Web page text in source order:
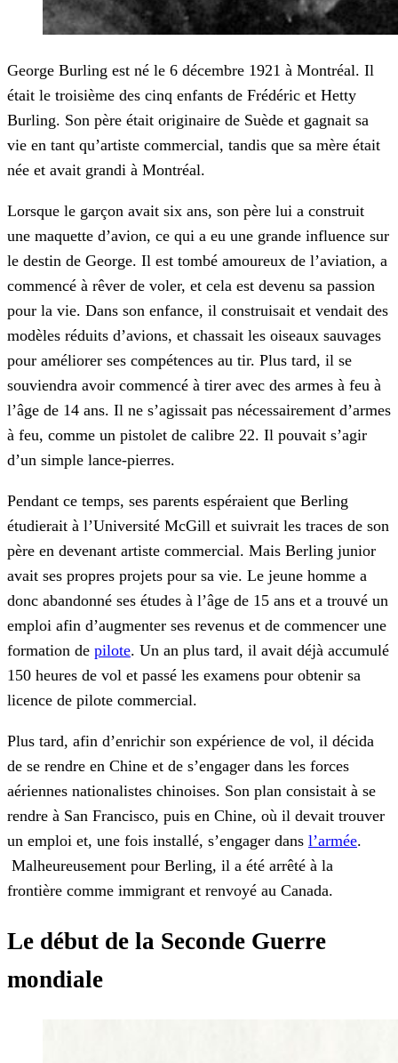
George Burling est né le 6 décembre 1921 à Montréal. Il
était le troisième des cinq enfants de Frédéric et Hetty
Burling. Son père était originaire de Suède et gagnait sa
vie en tant qu’artiste commercial, tandis que sa mère était
née et avait grandi à Montréal.
Lorsque le garçon avait six ans, son père lui a construit
une maquette d’avion, ce qui a eu une grande influence sur
le destin de George. Il est tombé amoureux de l’aviation, a
commencé à rêver de voler, et cela est devenu sa passion
pour la vie. Dans son enfance, il construisait et vendait des
modèles réduits d’avions, et chassait les oiseaux sauvages
pour améliorer ses compétences au tir. Plus tard, il se
souviendra avoir commencé à tirer avec des armes à feu à
l’âge de 14 ans. Il ne s’agissait pas nécessairement d’armes
à feu, comme un pistolet de calibre 22. Il pouvait s’agir
d’un simple lance-pierres.
Pendant ce temps, ses parents espéraient que Berling
étudierait à l’Université McGill et suivrait les traces de son
père en devenant artiste commercial. Mais Berling junior
avait ses propres projets pour sa vie. Le jeune homme a
donc abandonné ses études à l’âge de 15 ans et a trouvé un
emploi afin d’augmenter ses revenus et de commencer une
formation de pilote. Un an plus tard, il avait déjà accumulé
150 heures de vol et passé les examens pour obtenir sa
licence de pilote commercial.
Plus tard, afin d’enrichir son expérience de vol, il décida
de se rendre en Chine et de s’engager dans les forces
aériennes nationalistes chinoises. Son plan consistait à se
rendre à San Francisco, puis en Chine, où il devait trouver
un emploi et, une fois installé, s’engager dans l’armée.
Malheureusement pour Berling, il a été arrêté à la
frontière comme immigrant et renvoyé au Canada.
Le début de la Seconde Guerre
mondiale